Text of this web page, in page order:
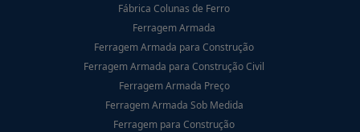
Fábrica Colunas de Ferro
Ferragem Armada
Ferragem Armada para Construção
Ferragem Armada para Construção Civil
Ferragem Armada Preço
Ferragem Armada Sob Medida
Ferragem para Construção